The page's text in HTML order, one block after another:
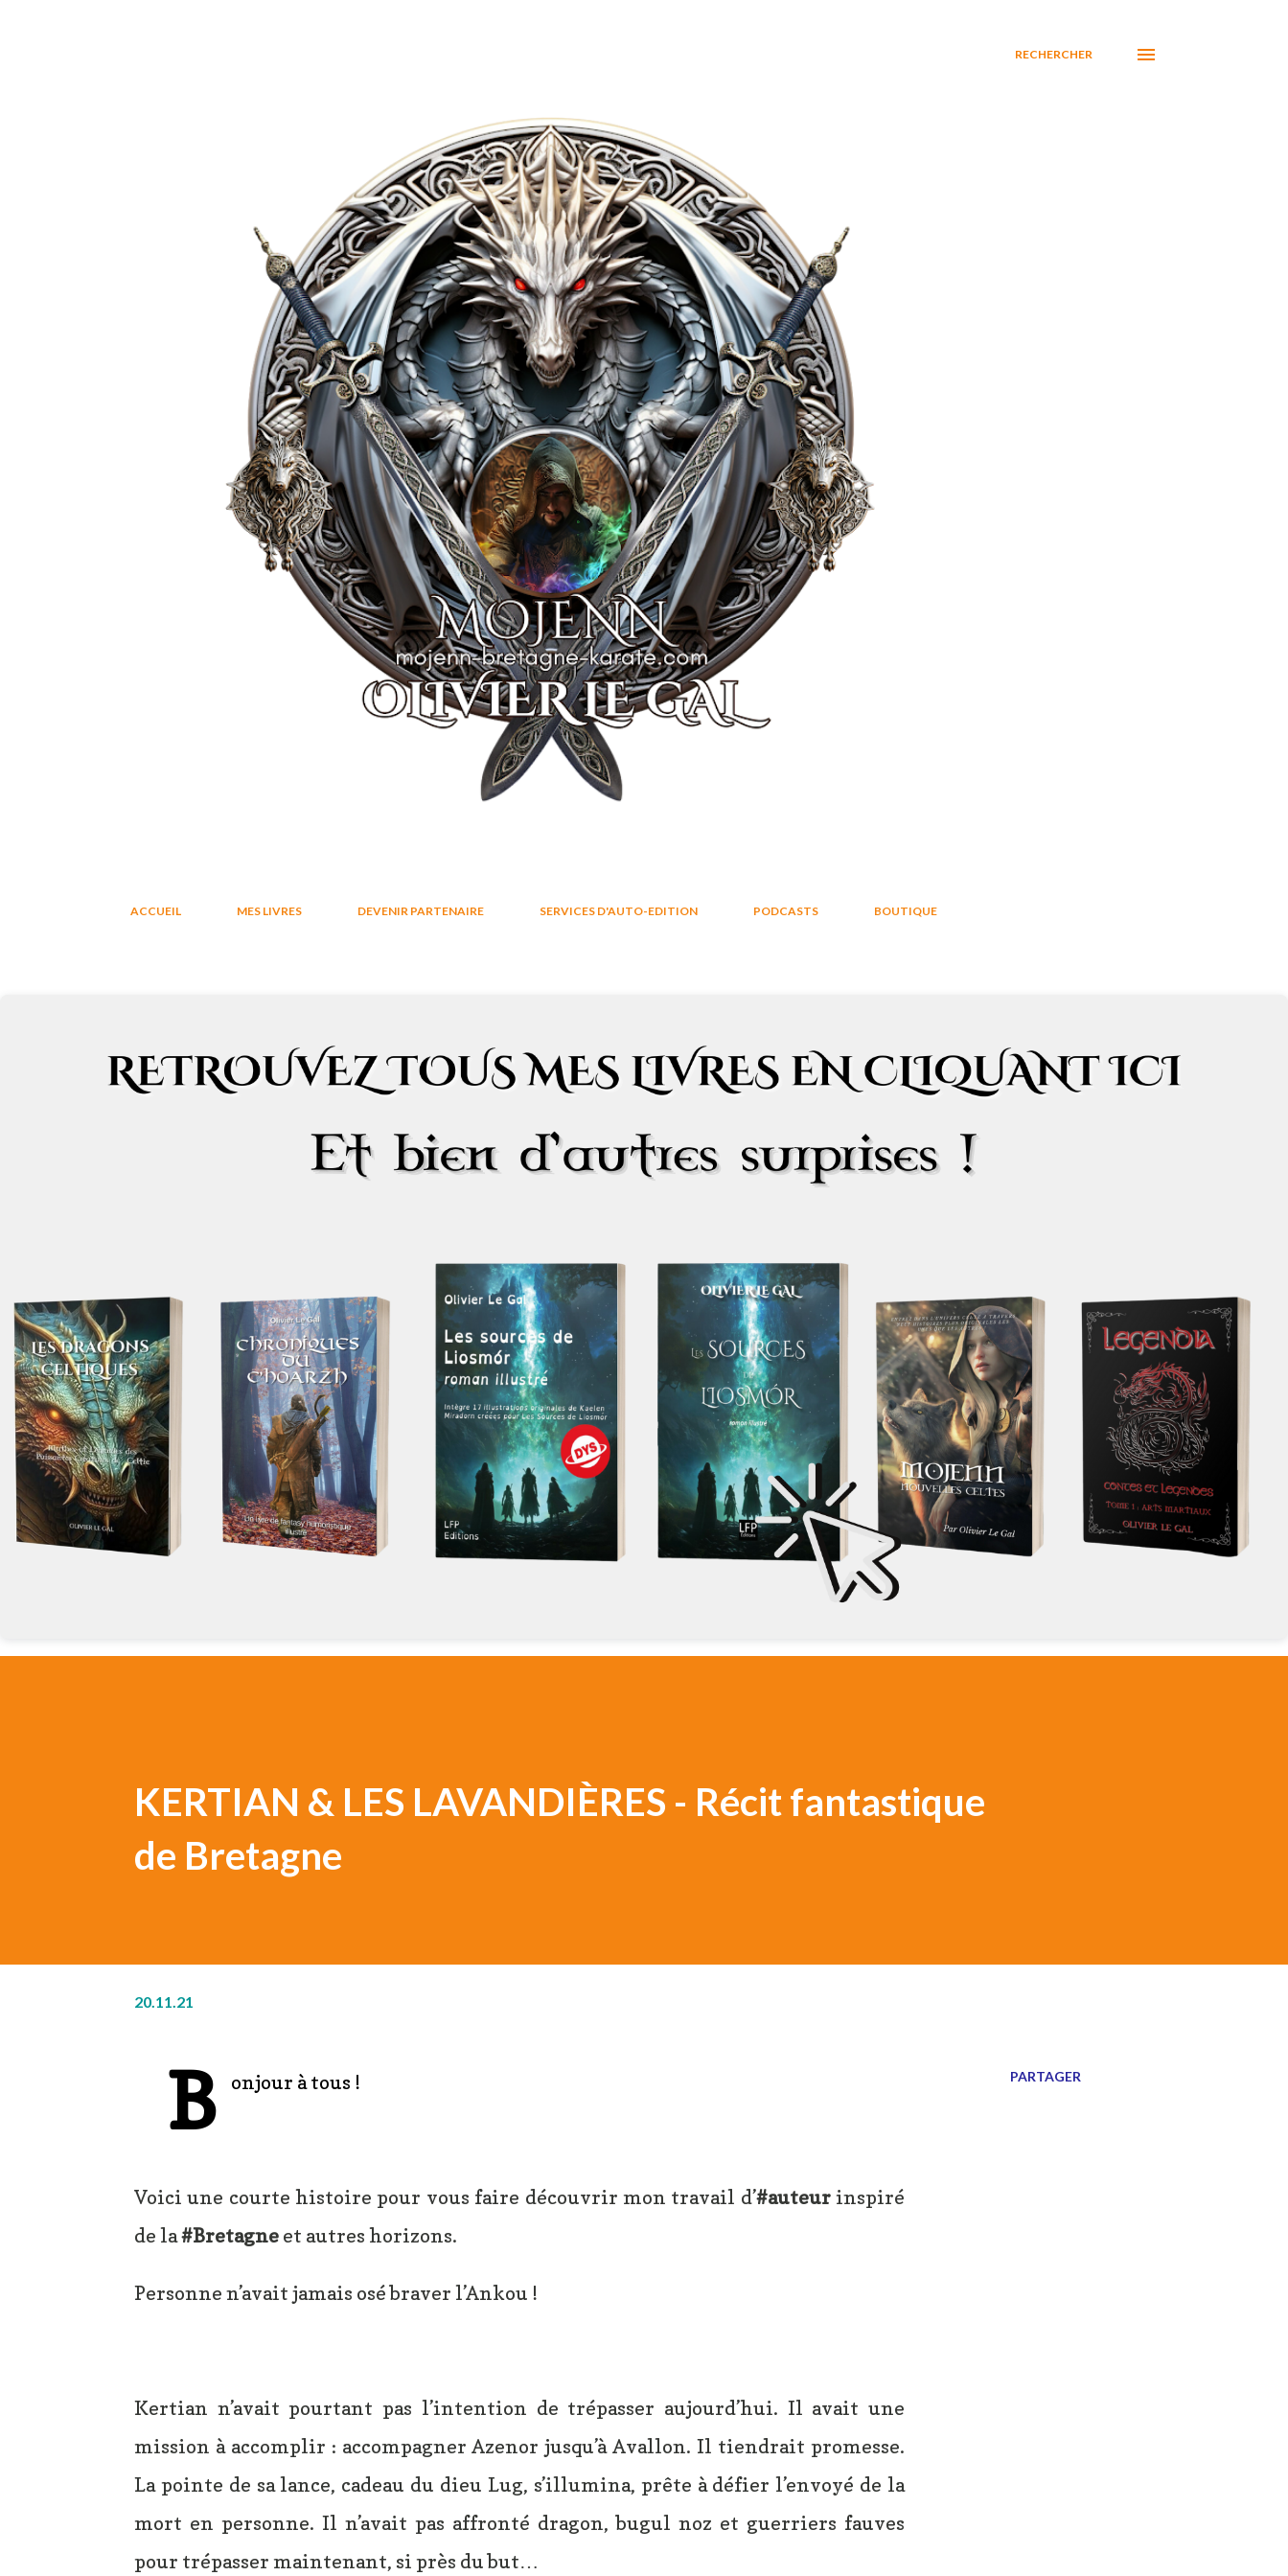
RECHERCHER
ACCUEIL MES LIVRES DEVENIR PARTENAIRE SERVICES D'AUTO-EDITION PODCASTS BOUTIQUE
KERTIAN & LES LAVANDIÈRES - Récit fantastique
de Bretagne
20.11.21
B onjour à tous !
Voici une courte histoire pour vous faire découvrir mon travail d’#auteurinspiré
de la#Bretagne et autres horizons.
Personne n’avait jamais osé braver l’Ankou !
Kertian n’avait pourtant pas l’intention de trépasser aujourd’hui. Il avait une
mission à accomplir : accompagner Azenor jusqu’à Avallon. Il tiendrait promesse.
La pointe de sa lance, cadeau du dieu Lug, s’illumina, prête à défier l’envoyé de la
mort en personne. Il n’avait pas affronté dragon, bugul noz et guerriers fauves
pour trépasser maintenant, si près du but…
PARTAGER